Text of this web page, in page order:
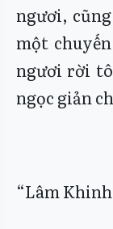
ngươi,
một
ngươi rời
ngọc giản
“Lâm